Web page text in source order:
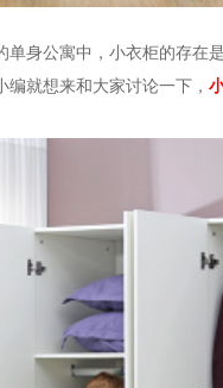
身公寓中，小衣柜的存在
就想来和大家讨论一下，